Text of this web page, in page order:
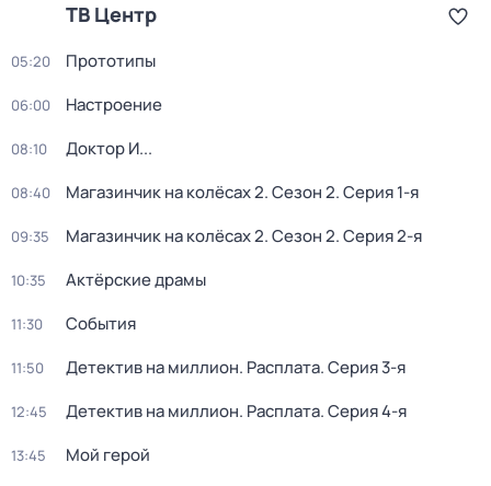
ТВ Центр
05:20 Прототипы
06:00 Настроение
08:10 Доктор И...
08:40 Магазинчик на колёсах 2. Сезон 2. Серия 1-я
09:35 Магазинчик на колёсах 2. Сезон 2. Серия 2-я
10:35 Актёрские драмы
11:30 События
11:50 Детектив на миллион. Расплата. Серия 3-я
12:45 Детектив на миллион. Расплата. Серия 4-я
13:45 Мой герой